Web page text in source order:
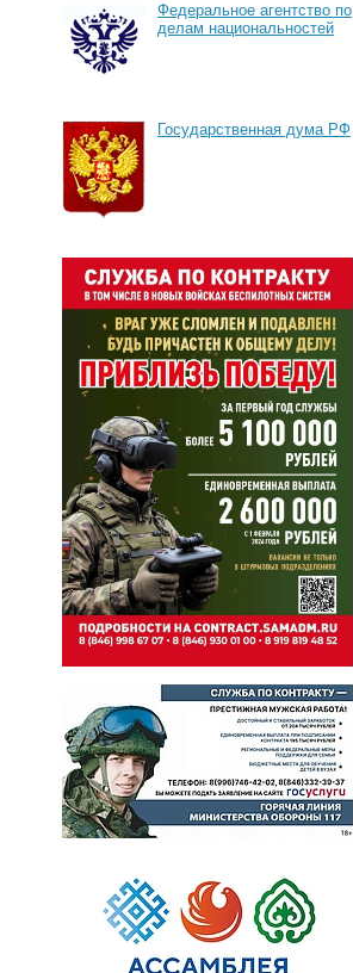
Федеральное агентство по
делам национальностей
Государственная дума РФ